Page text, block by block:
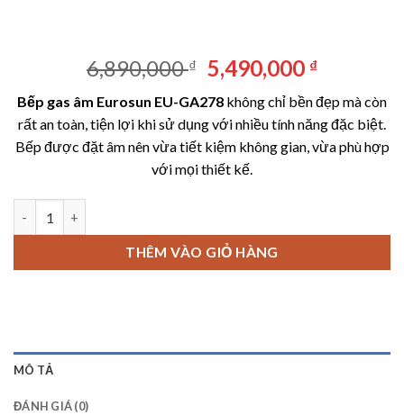
6,890,000₫ Giá
gốc
là:
6,890,000 ₫.
5,490,000 ₫Giá
tại
là:
Bếp gas âm Eurosun EU-GA278 không chỉ bền đẹp mà còn
rất an toàn, tiện lợi khi sử dụng với nhiều tính năng đặc biệt.
Bếp được đặt âm nên vừa tiết kiệm không gian, vừa phù hợp
với mọi thiết kế.
THÊM VÀO GIỎ HÀNG
MÔ TẢ
ĐÁNH GIÁ (0)